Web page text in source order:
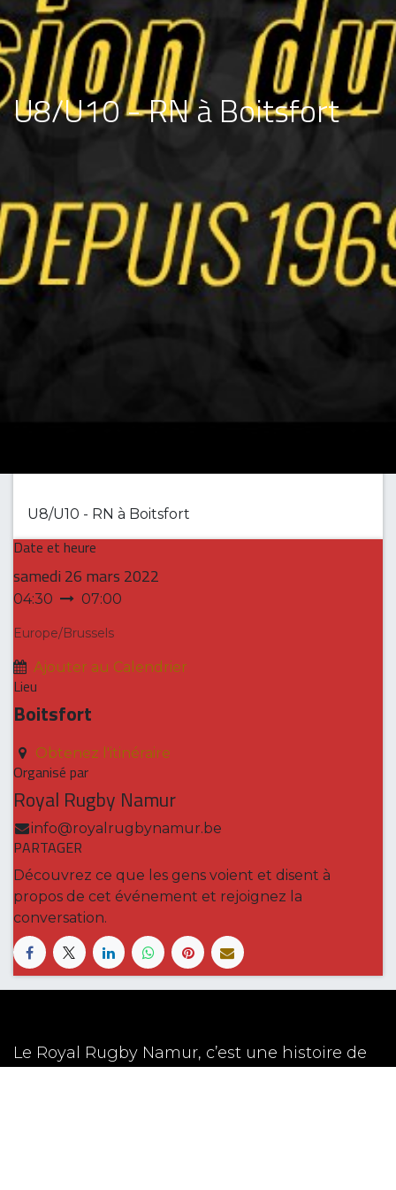
U8/U10 - RN à Boitsfort
U8/U10 - RN à Boitsfort
Date et heure
samedi 26 mars 2022
04:30 07:00
Europe/Brussels
Ajouter au Calendrier
Lieu
Boitsfort
Obtenez l'itinéraire
Organisé par
Royal Rugby Namur
info@royalrugbynamur.be
PARTAGER
Découvrez ce que les gens voient et disent à
propos de cet événement et rejoignez la
conversation.
Le Royal Rugby Namur, c’est une histoire de